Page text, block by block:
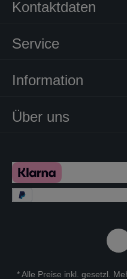
Über uns
Kontaktdaten
Service
Information
* Alle Preise inkl. gesetzl.